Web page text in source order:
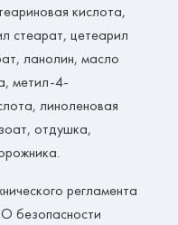
кислота,
стеарат, цетеарил
ланолин, масло
метил-4-
линоленовая
отдушка,
регламента
безопасности